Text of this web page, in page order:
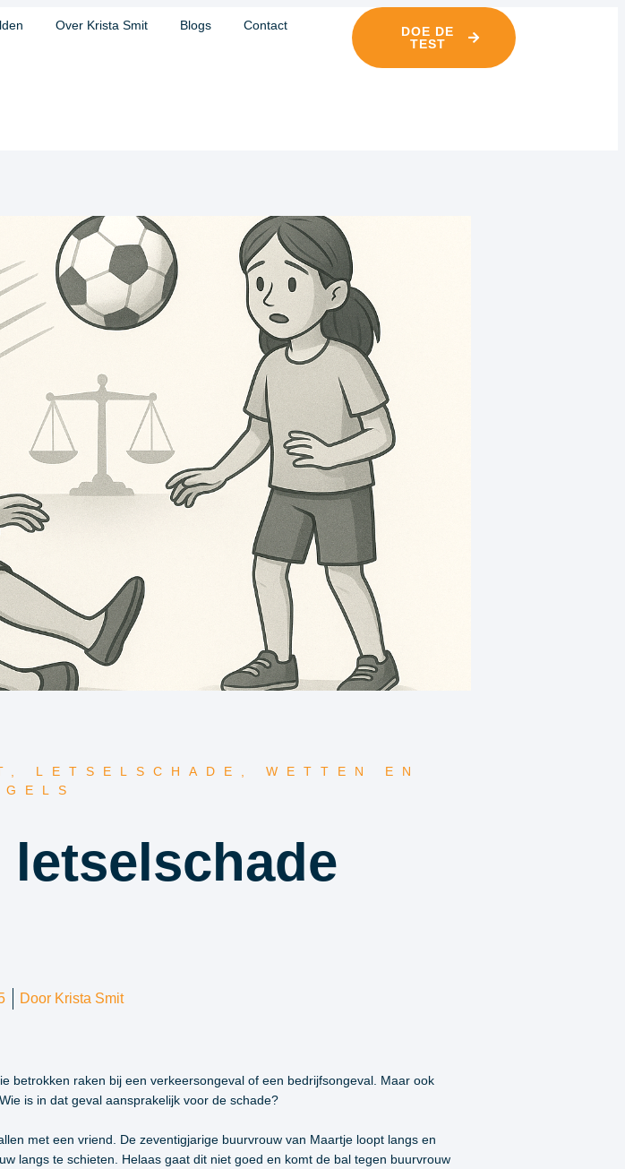
Over Krista Smit Blogs Contact
DOE DE
TEST
, LETSELSCHADE , WETTEN EN
Door Krista Smit
betrokken raken bij een verkeersongeval of een bedrijfsongeval. Maar ook
is in dat geval aansprakelijk voor de schade?
met een vriend. De zeventigjarige buurvrouw van Maartje loopt langs en
langs te schieten. Helaas gaat dit niet goed en komt de bal tegen buurvrouw